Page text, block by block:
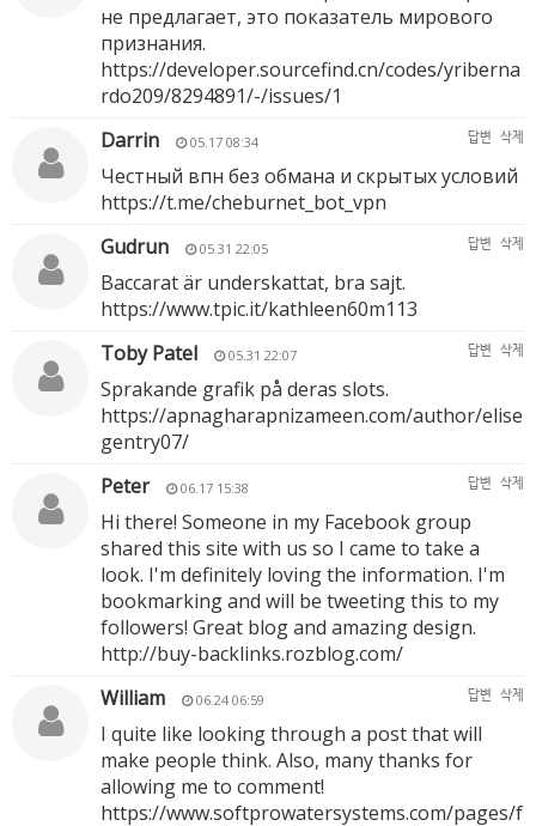
не предлагает, это показатель мирового
признания.
https://developer.sourcefind.cn/codes/yriberna
rdo209/8294891/-/issues/1
Darrin
05.17 08:34 답변 삭제
Честный впн без обмана и скрытых условий
https://t.me/cheburnet_bot_vpn
Gudrun
05.31 22:05 답변 삭제
Baccarat är underskattat, bra sajt.
https://www.tpic.it/kathleen60m113
Toby Patel
05.31 22:07 답변 삭제
Sprakande grafik på deras slots.
https://apnagharapnizameen.com/author/elise
gentry07/
Peter
06.17 15:38 답변 삭제
Hi there! Someone in my Facebook group
shared this site with us so I came to take a
look. I'm definitely loving the information. I'm
bookmarking and will be tweeting this to my
followers! Great blog and amazing design.
http://buy-backlinks.rozblog.com/
William
06.24 06:59 답변 삭제
I quite like looking through a post that will
make people think. Also, many thanks for
allowing me to comment!
https://www.softprowatersystems.com/pages/f